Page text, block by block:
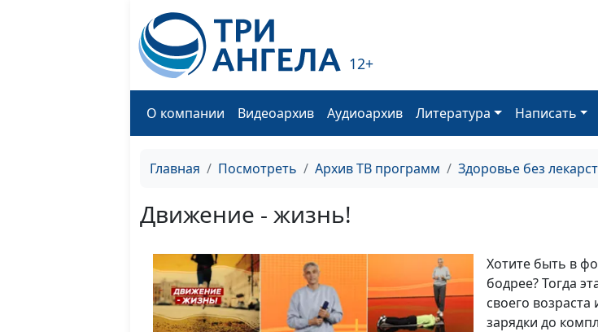
12+
О компании Видеоархив Аудиоархив Литература Написать
Главная Посмотреть Архив ТВ программ Здоровье без
Движение - жизнь!
Хотите быть в
бодрее? Тогда
своего
зарядки до